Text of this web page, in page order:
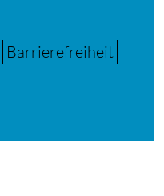
Barrierefreiheit